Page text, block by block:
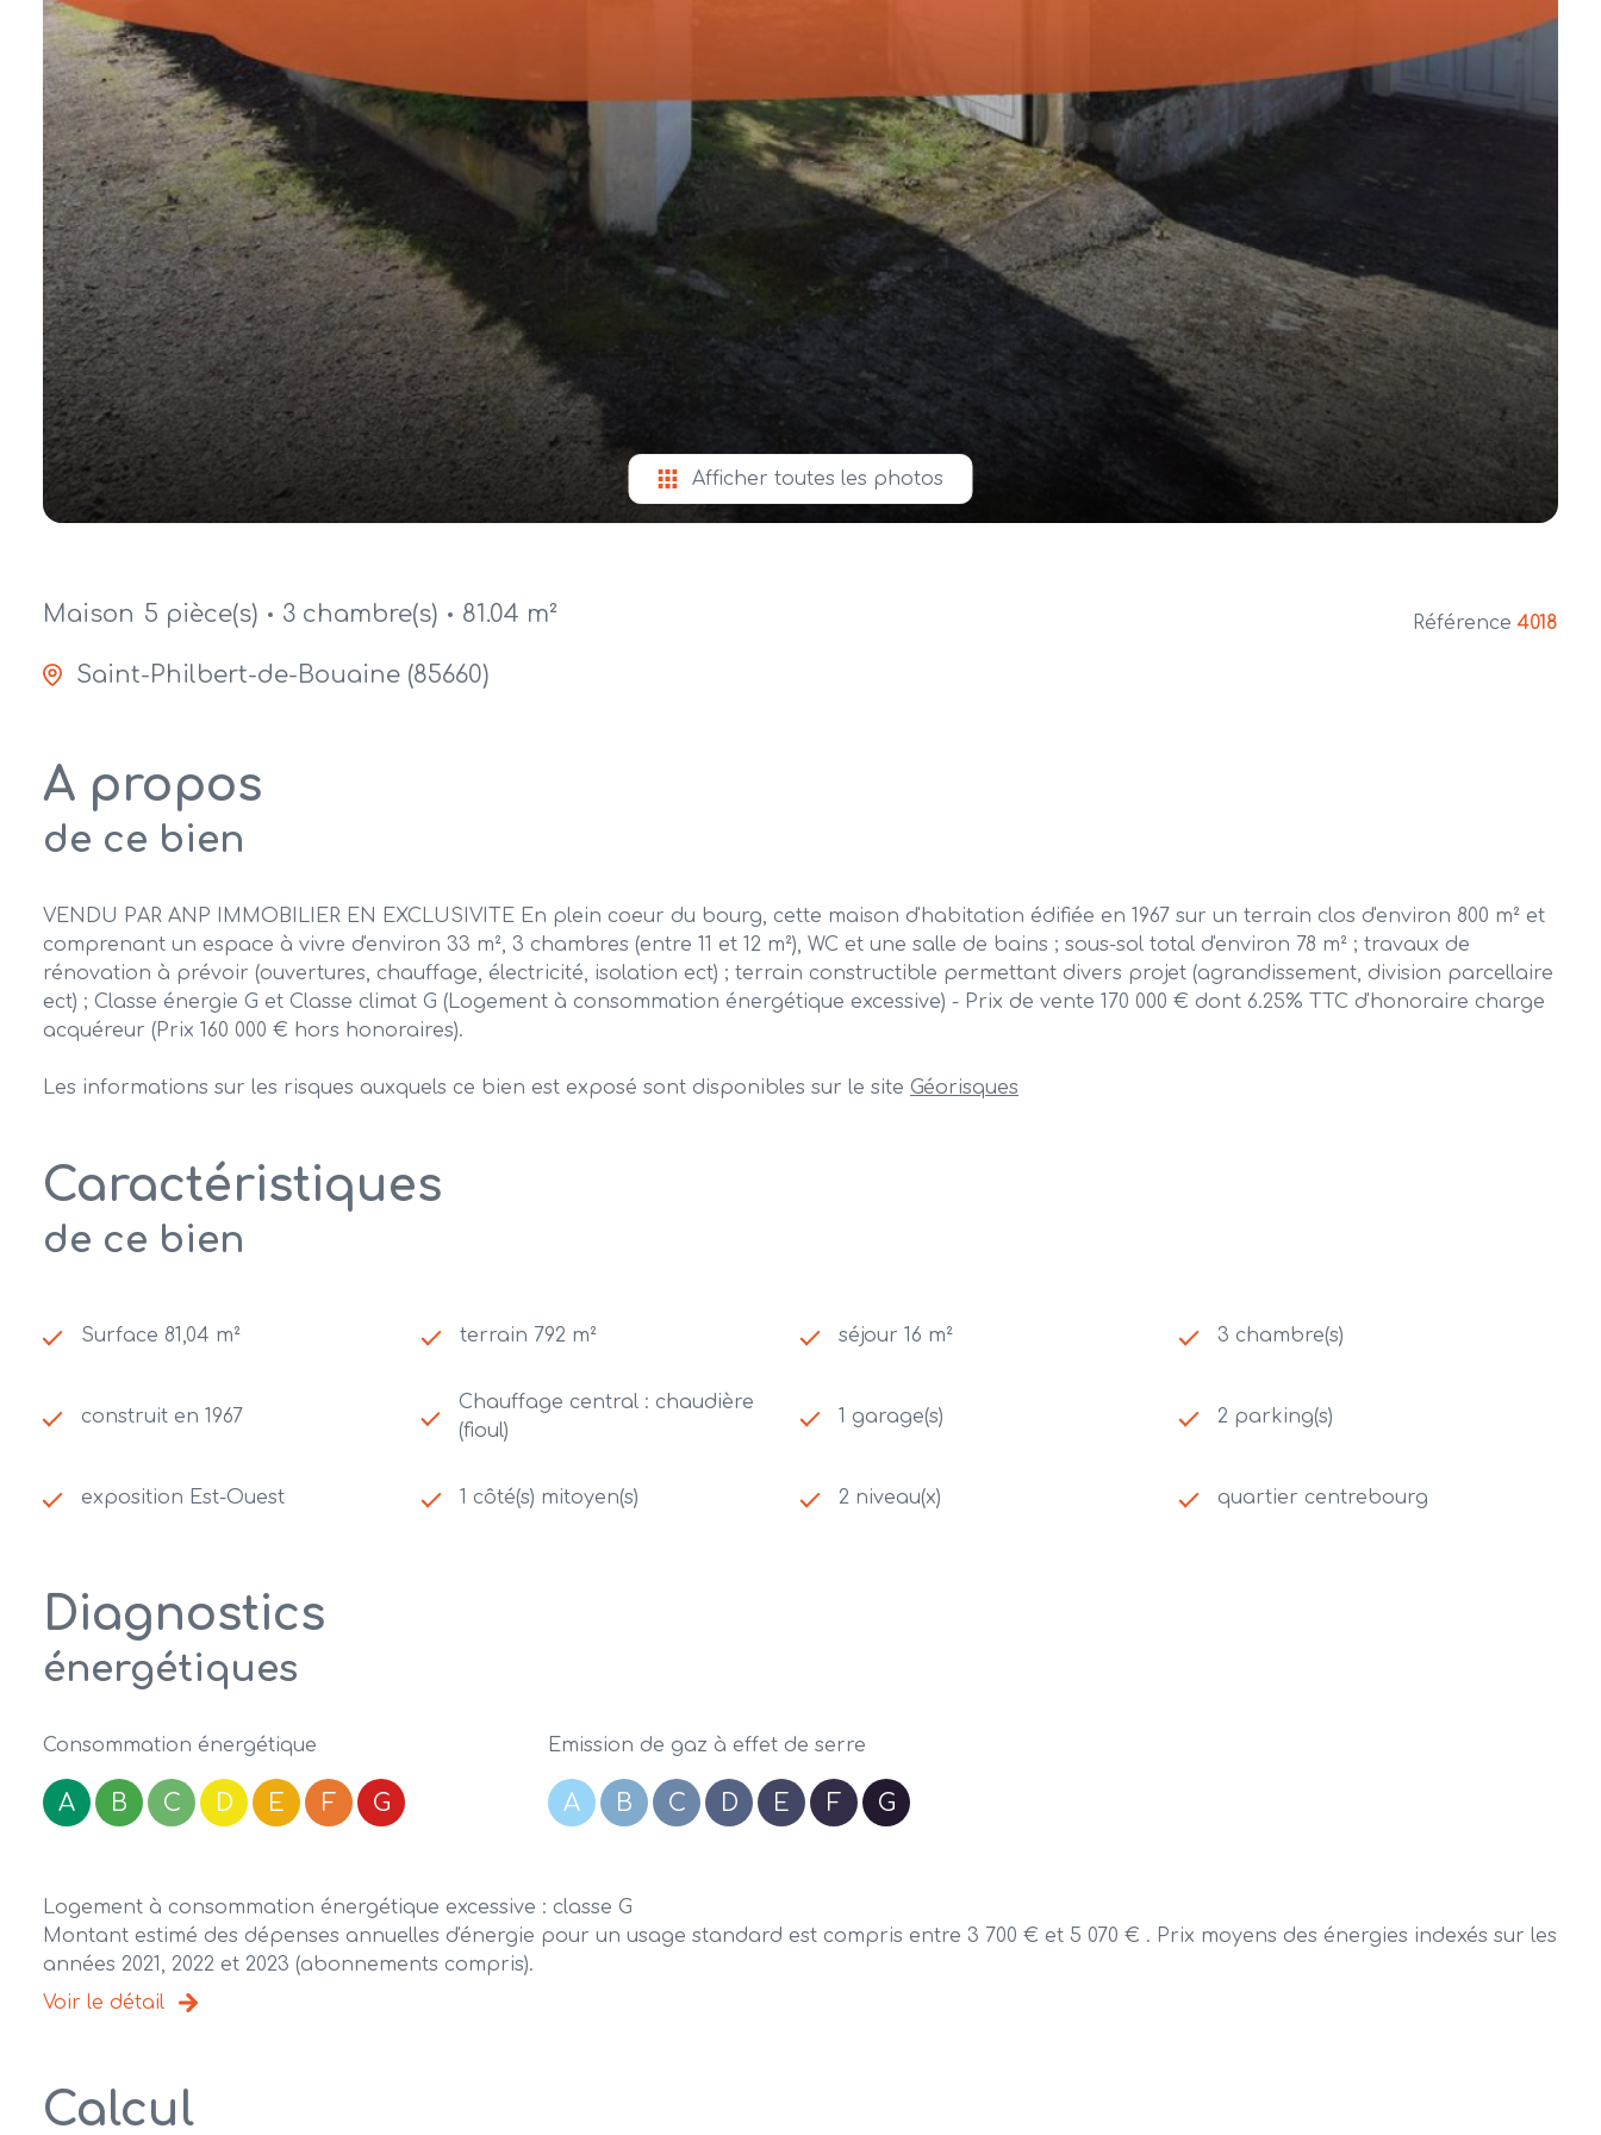
Afficher toutes les photos
Maison 5 pièce(s) 3 chambre(s) 81.04 m²
Saint-Philbert-de-Bouaine (85660)
Référence 4018
A propos
de ce bien
VENDU PAR ANP IMMOBILIER EN EXCLUSIVITE En plein coeur du bourg, cette maison d'habitation édifiée en 1967 sur un terrain clos d'environ 800 m² et
comprenant un espace à vivre d'environ 33 m², 3 chambres (entre 11 et 12 m²), WC et une salle de bains ; sous-sol total d'environ 78 m² ; travaux de
rénovation à prévoir (ouvertures, chauffage, électricité, isolation ect) ; terrain constructible permettant divers projet (agrandissement, division parcellaire
ect) ; Classe énergie G et Classe climat G (Logement à consommation énergétique excessive) - Prix de vente 170 000 € dont 6.25% TTC d'honoraire charge
acquéreur (Prix 160 000 € hors honoraires).
Les informations sur les risques auxquels ce bien est exposé sont disponibles sur le site Géorisques
Caractéristiques
de ce bien
Surface 81,04 m² terrain 792 m² séjour 16 m² 3 chambre(s)
construit en 1967
Chauffage central : chaudière
(fioul)
1 garage(s) 2 parking(s)
exposition Est-Ouest 1 côté(s) mitoyen(s) 2 niveau(x) quartier centrebourg
Diagnostics
énergétiques
Consommation énergétique
A B C D E F G
Emission de gaz à effet de serre
A B C D E F G
Logement à consommation énergétique excessive : classe G
Montant estimé des dépenses annuelles d'énergie pour un usage standard est compris entre 3 700 € et 5 070 € . Prix moyens des énergies indexés sur les
années 2021, 2022 et 2023 (abonnements compris).
Voir le détail
Calcul